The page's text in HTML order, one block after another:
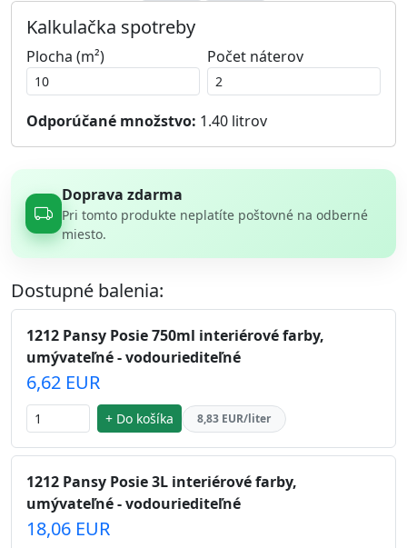
Kalkulačka spotreby
Plocha (m²) Počet náterov
Odporúčané množstvo: 1.40 litrov
Doprava zdarma
Pri tomto produkte neplatíte poštovné na odberné
miesto.
Dostupné balenia:
1212 Pansy Posie 750ml interiérové farby,
umývateľné - vodouriediteľné
6,62 EUR
+ Do košíka 8,83 EUR/liter
1212 Pansy Posie 3L interiérové farby,
umývateľné - vodouriediteľné
18,06 EUR